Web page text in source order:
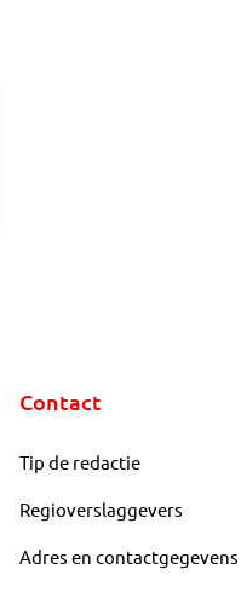
Contact
Tip de redactie
Regioverslaggevers
Adres en contactgegevens